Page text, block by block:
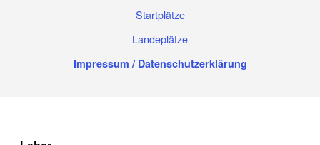
Startplätze
Landeplätze
Impressum / Datenschutzerklärung